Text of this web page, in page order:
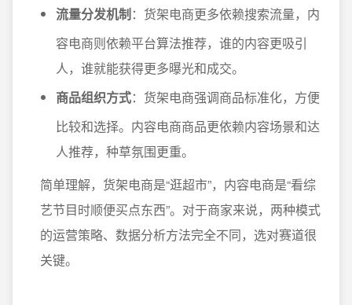
流量分发机制：货架电商更多依赖搜索流量，内
容电商则依赖平台算法推荐，谁的内容更吸引
人，谁就能获得更多曝光和成交。
商品组织方式：货架电商强调商品标准化，方便
比较和选择。内容电商商品更依赖内容场景和达
人推荐，种草氛围更重。
简单理解，货架电商是“逛超市”，内容电商是“看综
艺节目时顺便买点东西”。对于商家来说，两种模式
的运营策略、数据分析方法完全不同，选对赛道很
关键。